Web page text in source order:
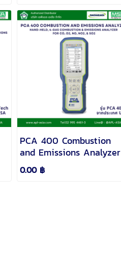
PCA 400 Combustion
and Emissions Analyzer
0.00 ฿